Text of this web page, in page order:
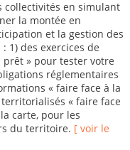
collectivités en simulant
la montée en
et la gestion des
1) des exercices de
prêt » pour tester votre
réglementaires
« faire face à la
« faire face
carte, pour les
du territoire. [ voir le